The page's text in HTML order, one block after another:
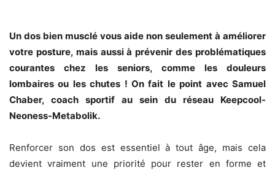
Un dos bien musclé vous aide non seulement à améliorer
votre posture, mais aussi à prévenir des problématiques
courantes chez les seniors, comme les douleurs
lombaires ou les chutes ! On fait le point avec Samuel
Chaber, coach sportif au sein du réseau Keepcool-
Neoness-Metabolik.
Renforcer son dos est essentiel à tout âge, mais cela
devient vraiment une priorité pour rester en forme et